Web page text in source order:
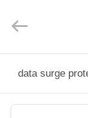
Co.,
Reserved.
data surge